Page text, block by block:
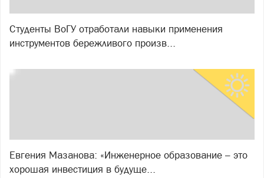
Студенты ВоГУ отработали навыки применения
инструментов бережливого произв...
Евгения Мазанова: «Инженерное образование – это
хорошая инвестиция в будуще...